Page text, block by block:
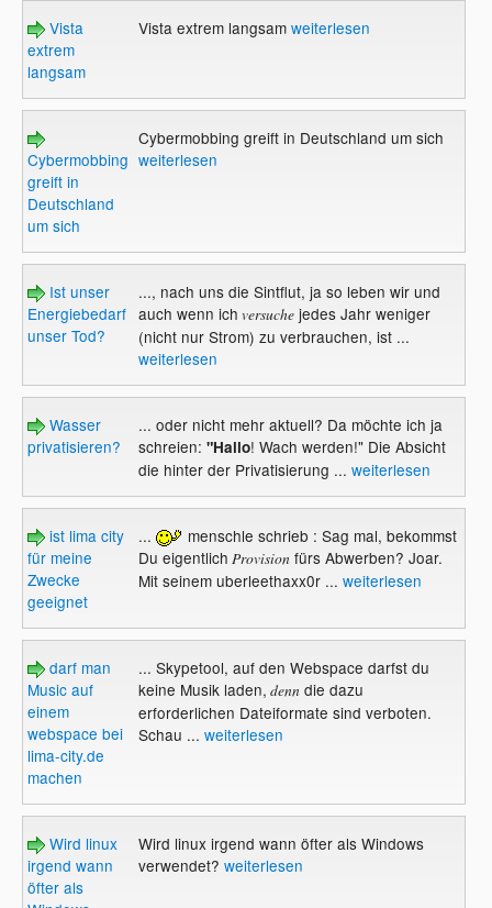
Vista
extrem
langsam
Vista extrem langsam weiterlesen
Cybermobbing
greift in
Deutschland
um sich
Cybermobbing greift in Deutschland um sich
weiterlesen
Ist unser
Energiebedarf
unser Tod?
..., nach uns die Sintflut, ja so leben wir und
auch wenn ich versuchejedes Jahr weniger
(nicht nur Strom) zu verbrauchen, ist ...
weiterlesen
Wasser
privatisieren?
... oder nicht mehr aktuell? Da möchte ich ja
schreien: "Hallo! Wach werden!" Die Absicht
die hinter der Privatisierung ... weiterlesen
ist lima city
für meine
Zwecke
geeignet
...
menschle schrieb : Sag mal, bekommst
Du eigentlich Provisionfürs Abwerben? Joar.
Mit seinem uberleethaxx0r ... weiterlesen
darf man
Music auf
einem
webspace bei
lima-city.de
machen
... Skypetool, auf den Webspace darfst du
keine Musik laden, denndie dazu
erforderlichen Dateiformate sind verboten.
Schau ... weiterlesen
Wird linux
irgend wann
öfter als
Wird linux irgend wann öfter als Windows
verwendet? weiterlesen